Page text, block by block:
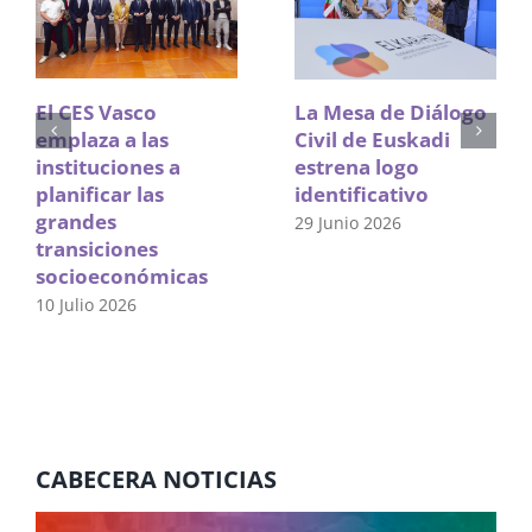
El CES Vasco
emplaza a las
instituciones a
planificar las
grandes
transiciones
socioeconómicas
10 Julio 2026
La Mesa de Diálogo
Civil de Euskadi
estrena logo
identificativo
29 Junio 2026
CABECERA NOTICIAS